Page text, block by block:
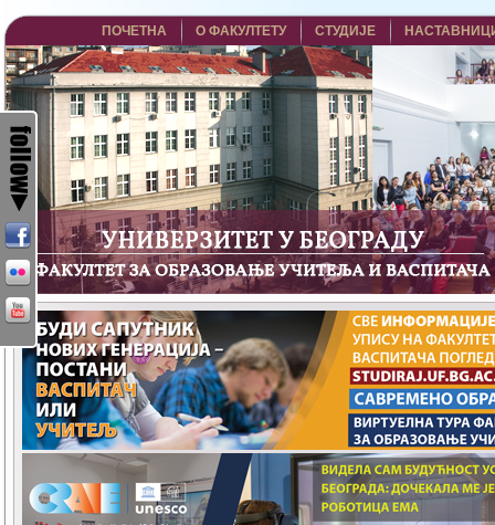
ПОЧЕТНА О ФАКУЛТЕТУ СТУДИЈЕ